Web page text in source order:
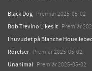
Black Dog Premiär 2025-05-02
Bob Trevino Likes It Premiär
I huvudet på Blanche
Rörelser Premiär 2025-05-02
Unanimal Premiär 2025-05-02